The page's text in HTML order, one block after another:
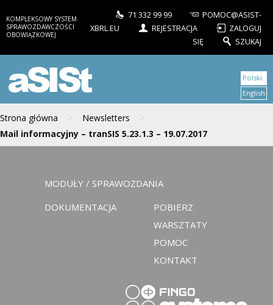
KOMPLEKSOWY SYSTEM
SPRAWOZDAWCZOŚCI
OBOWIĄZKOWEJ
71 332 99 99
POMOC@ASIST-
XBRL.EU
REJESTRACJA
ZALOGUJ
SIĘ
SZUKAJ
aSISt
Strona główna > Newsletters >
Mail informacyjny – tranSIS 5.23.1.3 – 19.07.2017
Polski
English
MODUŁY / SPRAWOZDANIA
DOKUMENTACJA
POBIERZ
WARSZTATY
POMOC
KONTAKT